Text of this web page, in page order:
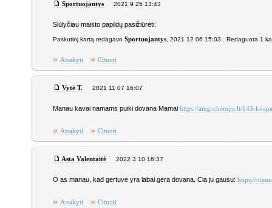
Sportuojantys 2021 9 25 13:43
Siūlyčiau maisto papildų pasižiūrėti:
Paskutinį kartą redagavoSportuojantys , 2021 12 06 15:03 . Redaguota 1
» Atsakyti » Cituoti
Vytė T. 2021 11 07 16:07
Manau kavai namams puiki dovana Mamaihttps://amg-chemija.lt/143-
» Atsakyti » Cituoti
Asta Valentaitė 2022 3 10 16:37
O as manau, kad gertuve yra labai gera dovana. Cia ju gausu:https://
» Atsakyti » Cituoti